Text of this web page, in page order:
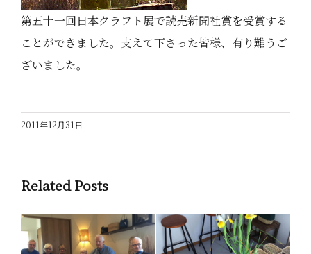
第五十一回日本クラフト展で読売新聞社賞を受賞する
ことができました。支えて下さった皆様、有り難うご
ざいました。
2011年12月31日
Related Posts